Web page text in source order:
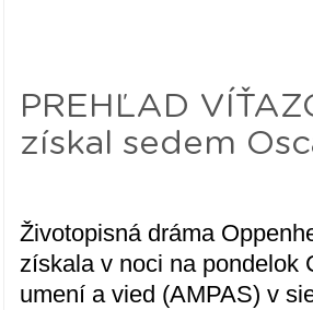
PREHĽAD
získal sedem
Životopisná dráma
získala v noci na pondelok
umení a vied (AMPAS) v